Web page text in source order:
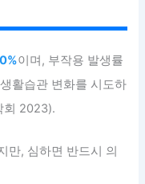
이며, 부작용 발생률
활습관 변화를 시도하
회 2023).
만, 심하면 반드시 의